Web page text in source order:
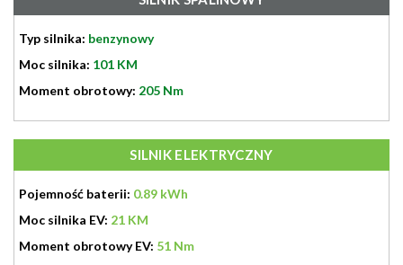
Typ silnika: benzynowy
Moc silnika: 101 KM
Moment obrotowy: 205 Nm
SILNIK ELEKTRYCZNY
Pojemność baterii: 0.89 kWh
Moc silnika EV: 21 KM
Moment obrotowy EV: 51 Nm